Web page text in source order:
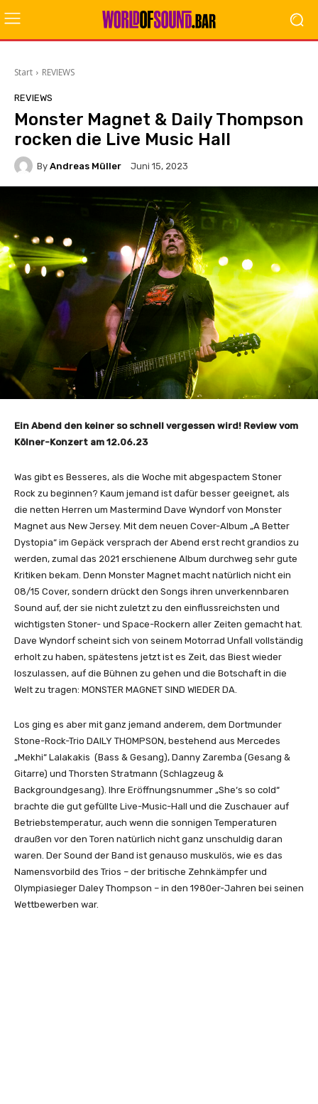
Start REVIEWS
REVIEWS
Monster Magnet & Daily Thompson
rocken die Live Music Hall
By Andreas Müller Juni 15, 2023
Ein Abend den keiner so schnell vergessen wird! Review vom
Kölner-Konzert am 12.06.23
Was gibt es Besseres, als die Woche mit abgespactem Stoner
Rock zu beginnen? Kaum jemand ist dafür besser geeignet, als
die netten Herren um Mastermind Dave Wyndorf von Monster
Magnet aus New Jersey. Mit dem neuen Cover-Album „A Better
Dystopia“ im Gepäck versprach der Abend erst recht grandios zu
werden, zumal das 2021 erschienene Album durchweg sehr gute
Kritiken bekam. Denn Monster Magnet macht natürlich nicht ein
08/15 Cover, sondern drückt den Songs ihren unverkennbaren
Sound auf, der sie nicht zuletzt zu den einflussreichsten und
wichtigsten Stoner- und Space-Rockern aller Zeiten gemacht hat.
Dave Wyndorf scheint sich von seinem Motorrad Unfall vollständig
erholt zu haben, spätestens jetzt ist es Zeit, das Biest wieder
loszulassen, auf die Bühnen zu gehen und die Botschaft in die
Welt zu tragen: MONSTER MAGNET SIND WIEDER DA.
Los ging es aber mit ganz jemand anderem, dem Dortmunder
Stone-Rock-Trio DAILY THOMPSON, bestehend aus Mercedes
„Mekhi“ Lalakakis (Bass & Gesang), Danny Zaremba (Gesang &
Gitarre) und Thorsten Stratmann (Schlagzeug &
Backgroundgesang). Ihre Eröffnungsnummer „She‘s so cold“
brachte die gut gefüllte Live-Music-Hall und die Zuschauer auf
Betriebstemperatur, auch wenn die sonnigen Temperaturen
draußen vor den Toren natürlich nicht ganz unschuldig daran
waren. Der Sound der Band ist genauso muskulös, wie es das
Namensvorbild des Trios – der britische Zehnkämpfer und
Olympiasieger Daley Thompson – in den 1980er-Jahren bei seinen
Wettbewerben war.